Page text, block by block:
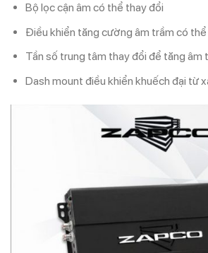
Bộ lọc cận âm có thể thay đổi
Điều khiển tăng cường âm trầm có
Tần số trung tâm thay đổi để tăng âm
Dash mount điều khiển khuếch đại từ